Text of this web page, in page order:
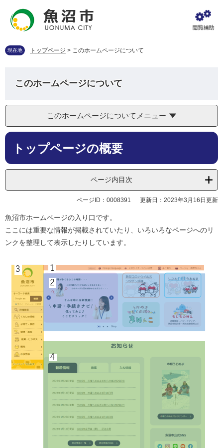
先
を現在地 トップページ > このホームページについて
このホームページについて
このホームページについてメニュー
本
トップページの概要
ページ内目次
ページID：0008391 更新日：2023年3月16日更新
魚沼市ホームページの入り口です。
ここには重要な情報が掲載されていたり、いろいろなページへのリ
ンクを整理して表示したりしています。